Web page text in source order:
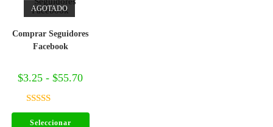
AGOTADO
Comprar Seguidores
Facebook
$3.25 - $55.70
Valorado
Seleccionar